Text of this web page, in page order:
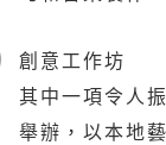
創意工作坊
其中一項令人
舉辦，以本地